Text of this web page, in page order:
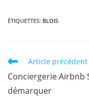
ÉTIQUETTES: BLOIS
Article précédent
Conciergerie Airbnb
démarquer